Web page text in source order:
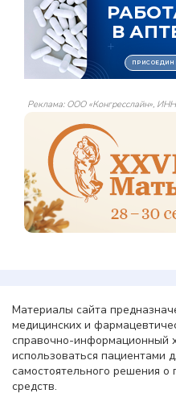
Реклама: ООО «Конгресслайн»,
Материалы сайта
медицинских и
справочно-информационный
использоваться пациентами
самостоятельного решения
средств.